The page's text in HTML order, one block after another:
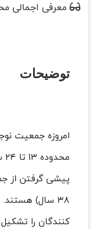
معرفی اجمالی
توضیحات
کنندگان را